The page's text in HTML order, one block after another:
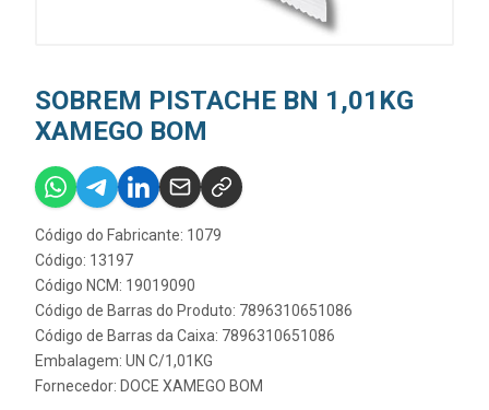
SOBREM PISTACHE BN 1,01KG
XAMEGO BOM
Código do Fabricante: 1079
Código: 13197
Código NCM: 19019090
Código de Barras do Produto: 7896310651086
Código de Barras da Caixa: 7896310651086
Embalagem: UN C/1,01KG
Fornecedor: DOCE XAMEGO BOM